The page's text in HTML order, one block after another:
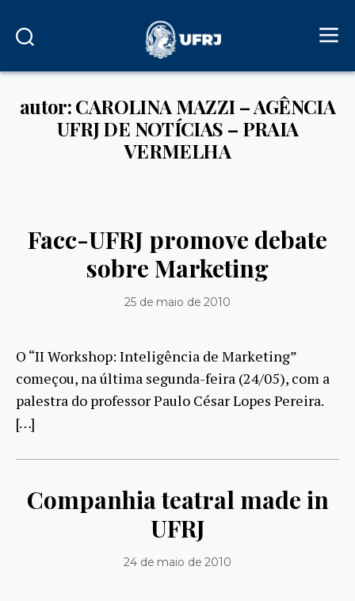
autor: CAROLINA MAZZI – AGÊNCIA
UFRJ DE NOTÍCIAS – PRAIA
VERMELHA
Facc-UFRJ promove debate
sobre Marketing
25 de maio de 2010
O “II Workshop: Inteligência de Marketing”
começou, na última segunda-feira (24/05), com a
palestra do professor Paulo César Lopes Pereira.
[…]
Companhia teatral made in
UFRJ
24 de maio de 2010